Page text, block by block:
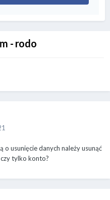
- rodo
usunięcie danych należy usunąć
tylko konto?